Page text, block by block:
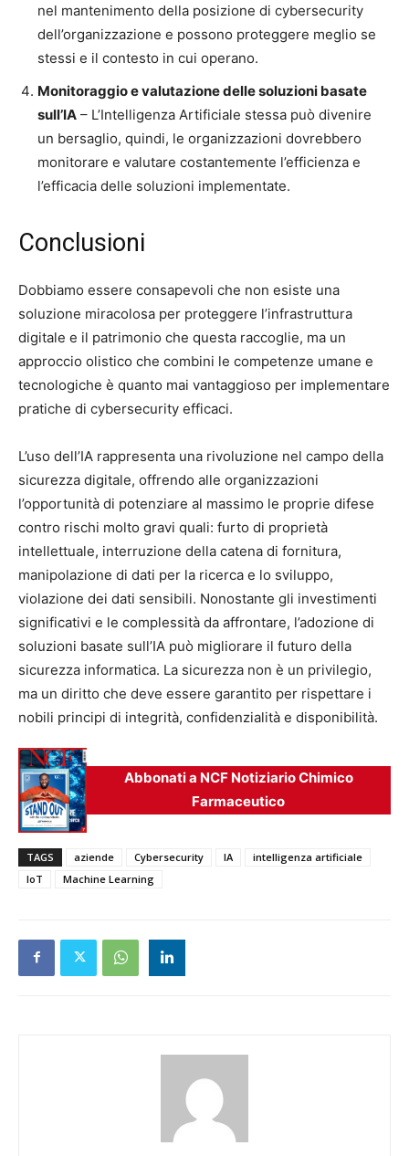
nel mantenimento della posizione di cybersecurity
dell’organizzazione e possono proteggere meglio se
stessi e il contesto in cui operano.
Monitoraggio e valutazione delle soluzioni basate
sull’IA – L’Intelligenza Artificiale stessa può divenire
un bersaglio, quindi, le organizzazioni dovrebbero
monitorare e valutare costantemente l’efficienza e
l’efficacia delle soluzioni implementate.
Conclusioni
Dobbiamo essere consapevoli che non esiste una
soluzione miracolosa per proteggere l’infrastruttura
digitale e il patrimonio che questa raccoglie, ma un
approccio olistico che combini le competenze umane e
tecnologiche è quanto mai vantaggioso per implementare
pratiche di cybersecurity efficaci.
L’uso dell’IA rappresenta una rivoluzione nel campo della
sicurezza digitale, offrendo alle organizzazioni
l’opportunità di potenziare al massimo le proprie difese
contro rischi molto gravi quali: furto di proprietà
intellettuale, interruzione della catena di fornitura,
manipolazione di dati per la ricerca e lo sviluppo,
violazione dei dati sensibili. Nonostante gli investimenti
significativi e le complessità da affrontare, l’adozione di
soluzioni basate sull’IA può migliorare il futuro della
sicurezza informatica. La sicurezza non è un privilegio,
ma un diritto che deve essere garantito per rispettare i
nobili principi di integrità, confidenzialità e disponibilità.
Abbonati a NCF Notiziario Chimico
Farmaceutico
TAGS aziende Cybersecurity IA
intelligenza artificiale
IoT
Machine Learning